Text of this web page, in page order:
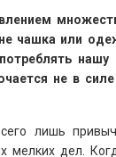
чашка или
не в
лишь
мелких дел.